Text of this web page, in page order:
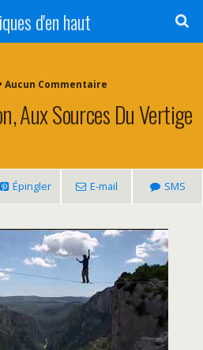
d'en haut
Aucun Commentaire
Aux Sources Du Vertige
Épingler E-mail SMS